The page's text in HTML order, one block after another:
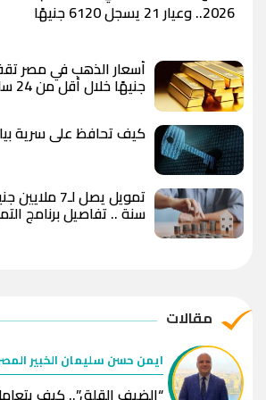
2026.. وعيار 21 يسجل 6120 جنيهًا
يسجل 6100
كيف تحافظ على سرية
سنة .. تفاصيل برنامج
مقالات
ايمن حسن سليمان الخبير